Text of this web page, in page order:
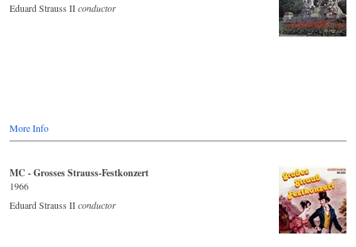
Eduard Strauss IIconductor
More Info
MC - Grosses Strauss-Festkonzert
1966
Eduard Strauss IIconductor